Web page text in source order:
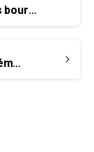
Appel à candidatures pour les bourses d’études
IDAHOBIT2026 Au cœur de la démocratie »